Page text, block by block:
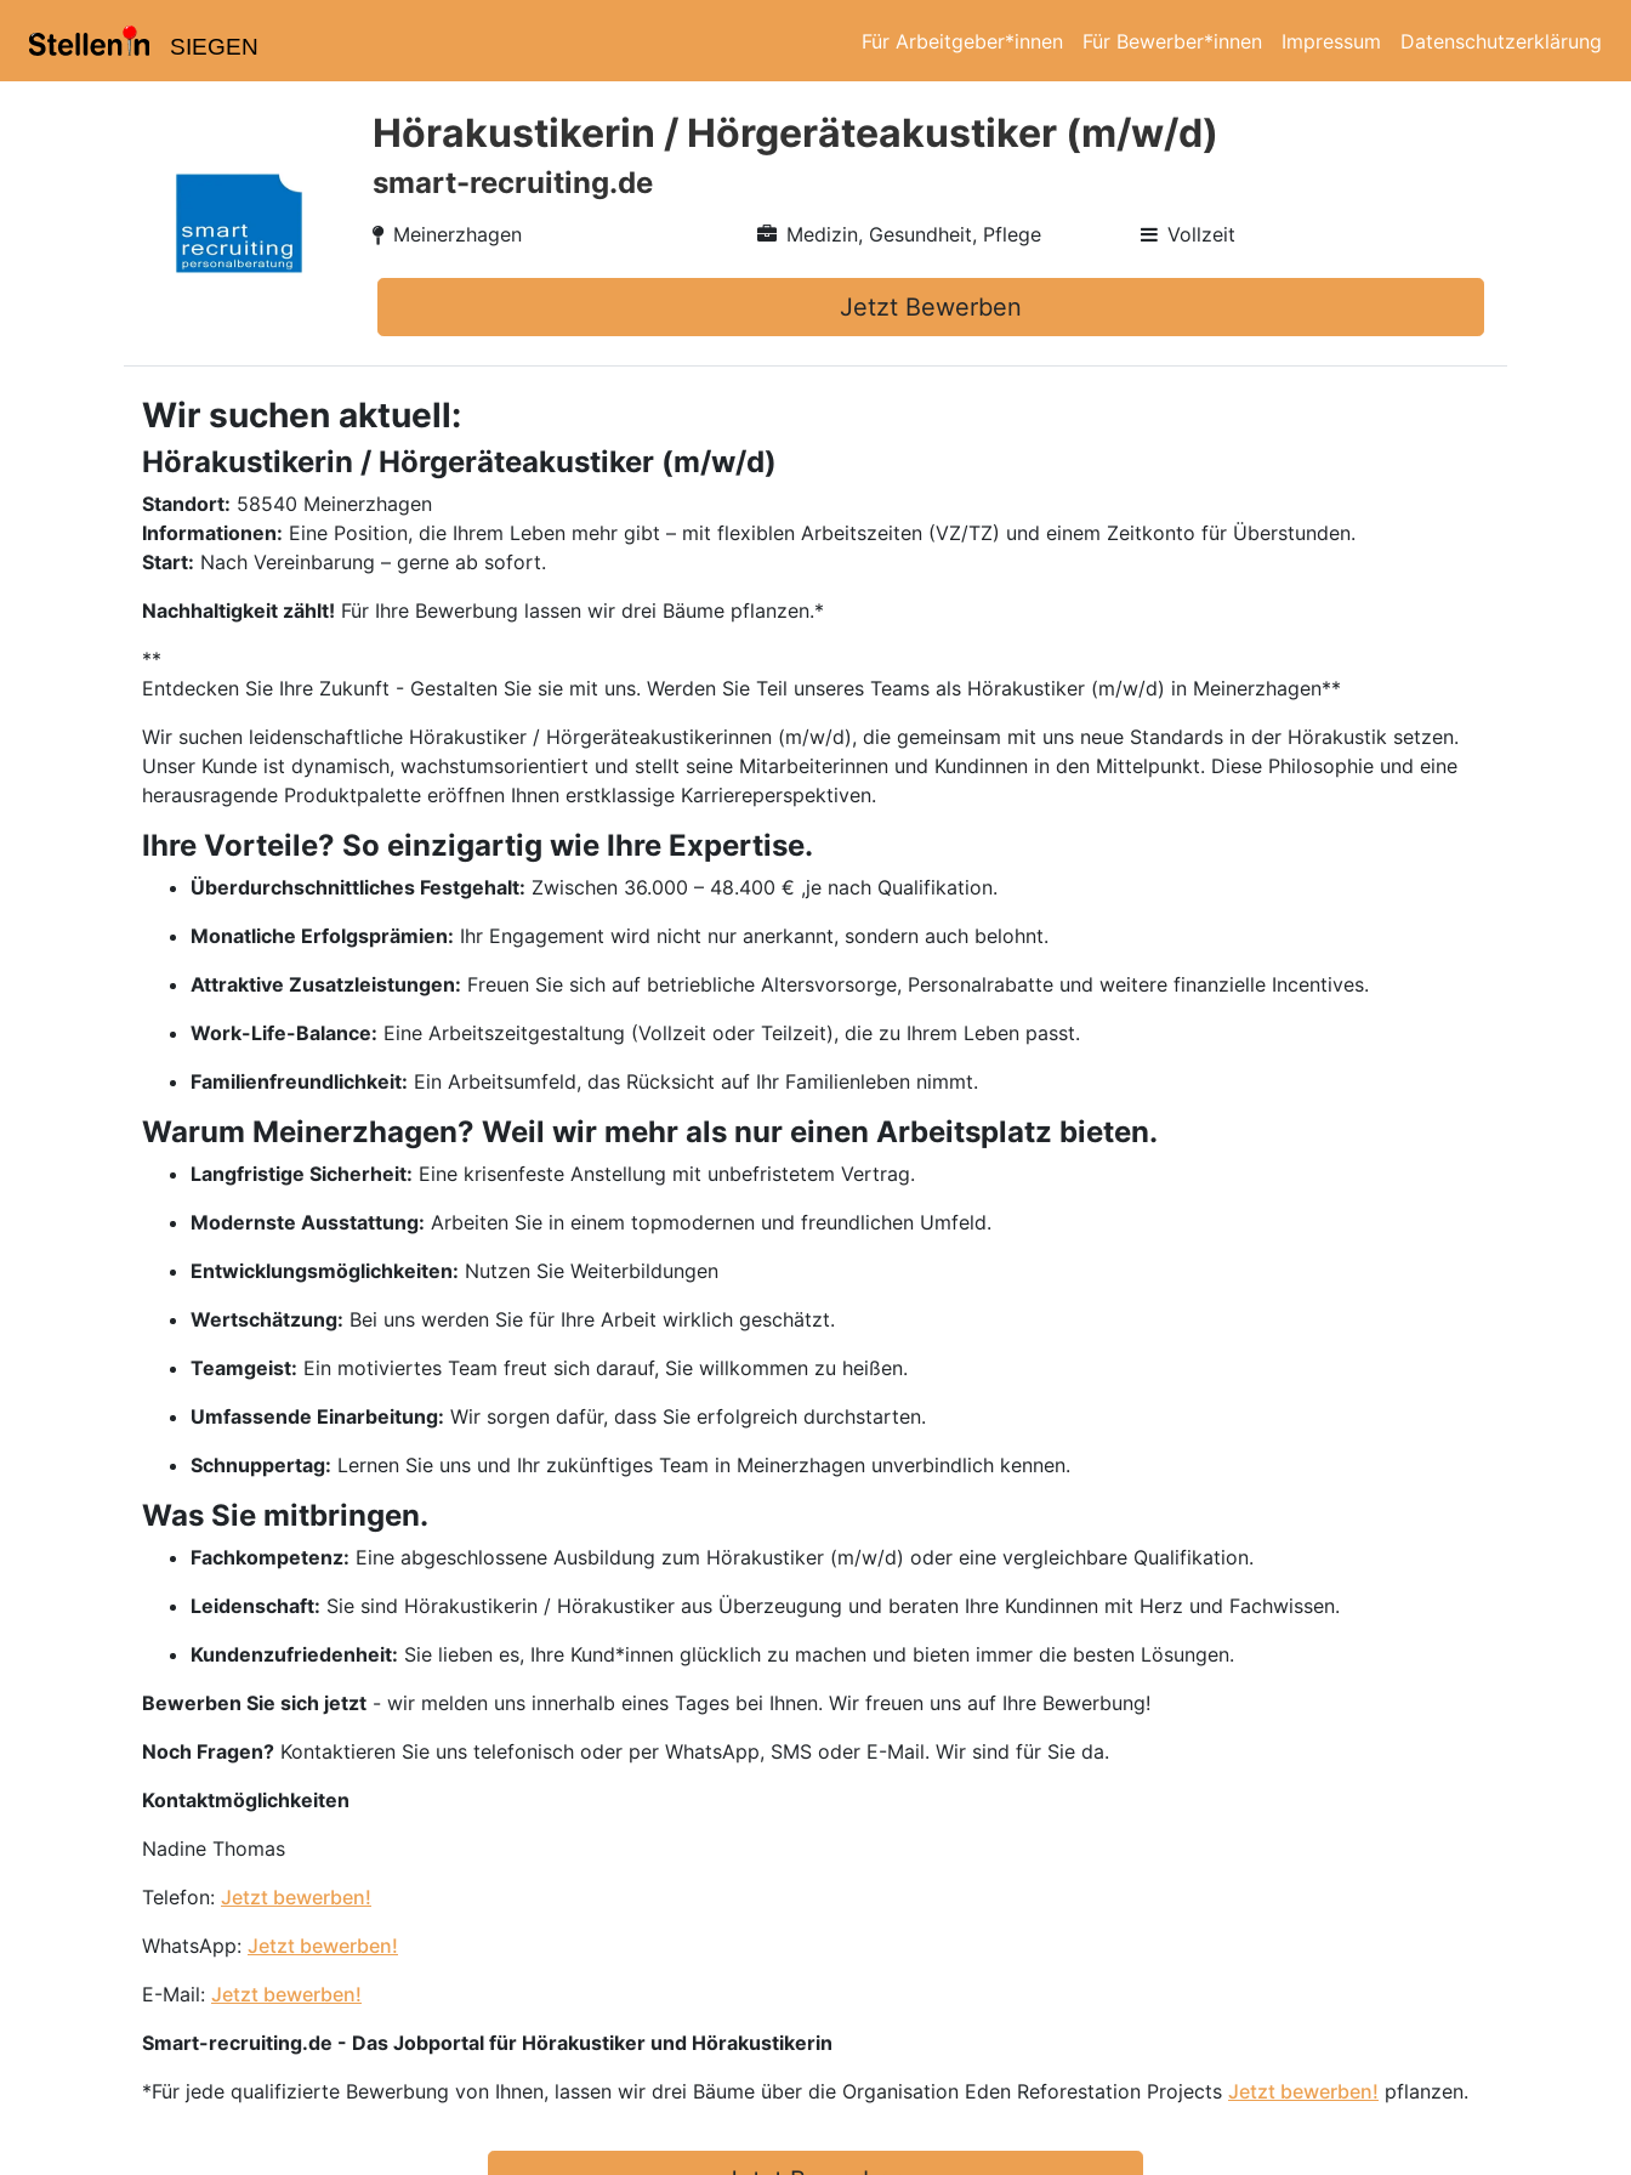
SIEGEN Für Arbeitgeber*innen Für Bewerber*innen Impressum Datenschutzerklärung
Hörakustikerin / Hörgeräteakustiker (m/w/d)
smart-recruiting.de
Meinerzhagen Medizin, Gesundheit, Pflege Vollzeit
Jetzt Bewerben
Wir suchen aktuell:
Hörakustikerin / Hörgeräteakustiker (m/w/d)
Standort: 58540 Meinerzhagen
Informationen: Eine Position, die Ihrem Leben mehr gibt – mit flexiblen Arbeitszeiten (VZ/TZ) und einem Zeitkonto für Überstunden.
Start: Nach Vereinbarung – gerne ab sofort.
Nachhaltigkeit zählt! Für Ihre Bewerbung lassen wir drei Bäume pflanzen.*
**
Entdecken Sie Ihre Zukunft - Gestalten Sie sie mit uns. Werden Sie Teil unseres Teams als Hörakustiker (m/w/d) in Meinerzhagen**
Wir suchen leidenschaftliche Hörakustiker / Hörgeräteakustikerinnen (m/w/d), die gemeinsam mit uns neue Standards in der Hörakustik setzen.
Unser Kunde ist dynamisch, wachstumsorientiert und stellt seine Mitarbeiterinnen und Kundinnen in den Mittelpunkt. Diese Philosophie und eine
herausragende Produktpalette eröffnen Ihnen erstklassige Karriereperspektiven.
Ihre Vorteile? So einzigartig wie Ihre Expertise.
Überdurchschnittliches Festgehalt: Zwischen 36.000 – 48.400 € ,je nach Qualifikation.
Monatliche Erfolgsprämien: Ihr Engagement wird nicht nur anerkannt, sondern auch belohnt.
Attraktive Zusatzleistungen: Freuen Sie sich auf betriebliche Altersvorsorge, Personalrabatte und weitere finanzielle Incentives.
Work-Life-Balance: Eine Arbeitszeitgestaltung (Vollzeit oder Teilzeit), die zu Ihrem Leben passt.
Familienfreundlichkeit: Ein Arbeitsumfeld, das Rücksicht auf Ihr Familienleben nimmt.
Warum Meinerzhagen? Weil wir mehr als nur einen Arbeitsplatz bieten.
Langfristige Sicherheit: Eine krisenfeste Anstellung mit unbefristetem Vertrag.
Modernste Ausstattung: Arbeiten Sie in einem topmodernen und freundlichen Umfeld.
Entwicklungsmöglichkeiten: Nutzen Sie Weiterbildungen
Wertschätzung: Bei uns werden Sie für Ihre Arbeit wirklich geschätzt.
Teamgeist: Ein motiviertes Team freut sich darauf, Sie willkommen zu heißen.
Umfassende Einarbeitung: Wir sorgen dafür, dass Sie erfolgreich durchstarten.
Schnuppertag: Lernen Sie uns und Ihr zukünftiges Team in Meinerzhagen unverbindlich kennen.
Was Sie mitbringen.
Fachkompetenz: Eine abgeschlossene Ausbildung zum Hörakustiker (m/w/d) oder eine vergleichbare Qualifikation.
Leidenschaft: Sie sind Hörakustikerin / Hörakustiker aus Überzeugung und beraten Ihre Kundinnen mit Herz und Fachwissen.
Kundenzufriedenheit: Sie lieben es, Ihre Kund*innen glücklich zu machen und bieten immer die besten Lösungen.
Bewerben Sie sich jetzt - wir melden uns innerhalb eines Tages bei Ihnen. Wir freuen uns auf Ihre Bewerbung!
Noch Fragen? Kontaktieren Sie uns telefonisch oder per WhatsApp, SMS oder E-Mail. Wir sind für Sie da.
Kontaktmöglichkeiten
Nadine Thomas
Telefon: Jetzt bewerben!
WhatsApp: Jetzt bewerben!
E-Mail: Jetzt bewerben!
Smart-recruiting.de - Das Jobportal für Hörakustiker und Hörakustikerin
*Für jede qualifizierte Bewerbung von Ihnen, lassen wir drei Bäume über die Organisation Eden Reforestation Projects Jetzt bewerben! pflanzen.